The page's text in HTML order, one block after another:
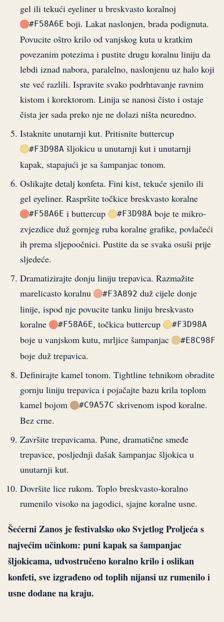
gel ili tekući eyeliner u breskvasto koralnoj
#F58A6E boji. Lakat naslonjen, brada podignuta.
Povucite oštro krilo od vanjskog kuta u kratkim
povezanim potezima i pustite drugu koralnu liniju da
lebdi iznad nabora, paralelno, naslonjenu uz halo koji
ste već razlili. Ispravite svako podrhtavanje ravnim
kistom i korektorom. Linija se nanosi čisto i ostaje
čista jer sada preko nje ne dolazi ništa neuredno.
Istaknite unutarnji kut. Pritisnite buttercup
#F3D98A šljokicu u unutarnji kut i unutarnji
kapak, stapajući je sa šampanjac tonom.
Oslikajte detalj konfeta. Fini kist, tekuće sjenilo ili
gel eyeliner. Raspršite točkice breskvasto koralne
#F58A6E i buttercup #F3D98A boje te mikro-
zvjezdice duž gornjeg ruba koralne grafike, povlačeći
ih prema sljepoočnici. Pustite da se svaka osuši prije
sljedeće.
Dramatizirajte donju liniju trepavica. Razmažite
marelicasto koralnu
#F3A892 duž cijele donje
linije, ispod nje povucite tanku liniju breskvasto
koralne
#F58A6E, točkica buttercup #F3D98A
boje u vanjskom kutu, mrljice šampanjac #E8C98F
boje duž trepavica.
Definirajte kamel tonom. Tightline tehnikom obradite
gornju liniju trepavica i pojačajte bazu krila toplom
kamel bojom
#C9A57C skrivenom ispod koralne.
Bez crne.
Završite trepavicama. Pune, dramatične smeđe
trepavice, posljednji dašak šampanjac šljokica u
unutarnji kut.
Dovršite lice rukom. Toplo breskvasto-koralno
rumenilo visoko na jagodici, sjajne koralne usne.
Šećerni Zanos je festivalsko oko Svjetlog Proljeća s
najvećim učinkom: puni kapak sa šampanjac
šljokicama, udvostručeno koralno krilo i oslikan
konfeti, sve izgrađeno od toplih nijansi uz rumenilo i
usne dodane na kraju.